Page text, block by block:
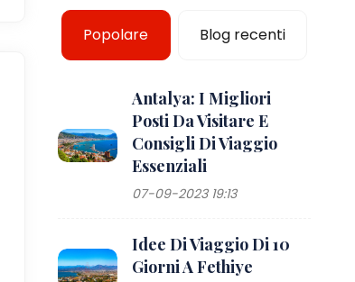
Popolare Blog recenti
Antalya: I Migliori
Posti Da Visitare E
Consigli Di Viaggio
Essenziali
07-09-2023 19:13
Idee Di Viaggio Di 10
Giorni A Fethiye